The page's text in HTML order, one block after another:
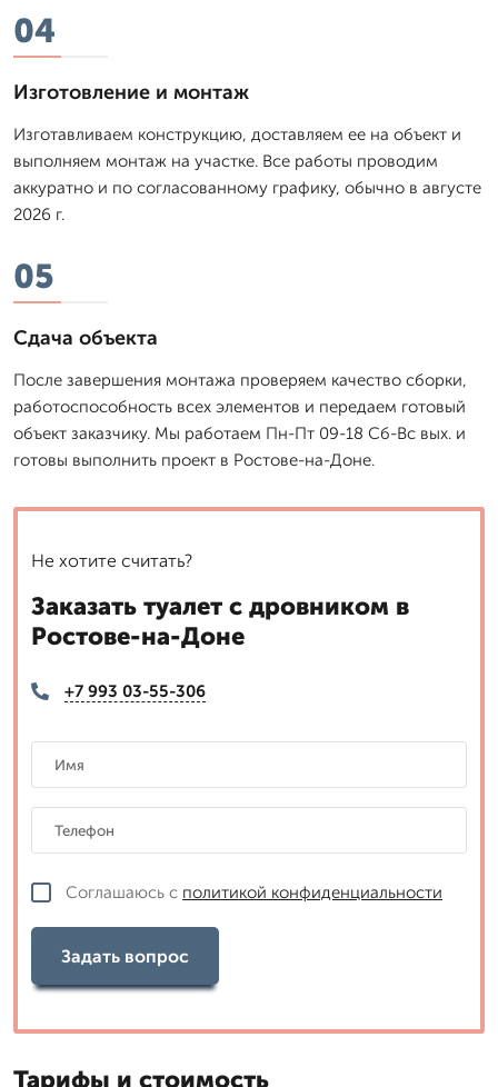
04
Изготовление и монтаж
Изготавливаем конструкцию, доставляем ее на объект и
выполняем монтаж на участке. Все работы проводим
аккуратно и по согласованному графику, обычно в августе
2026 г.
05
Сдача объекта
После завершения монтажа проверяем качество сборки,
работоспособность всех элементов и передаем готовый
объект заказчику. Мы работаем Пн-Пт 09-18 Сб-Вс вых. и
готовы выполнить проект в Ростове-на-Доне.
Не хотите считать?
Заказать туалет с дровником в
Ростове-на-Доне
+7 993 03-55-306
Соглашаюсь с политикой конфиденциальности
Задать вопрос
Тарифы и стоимость